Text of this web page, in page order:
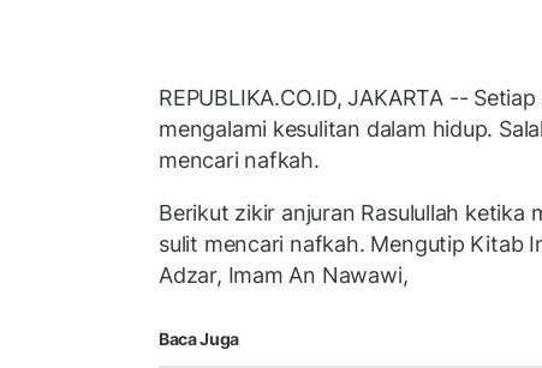
REPUBLIKA.CO.ID, JAKARTA --
mengalami kesulitan dalam hidup.
mencari nafkah.
Berikut zikir anjuran Rasulullah ketika
sulit mencari nafkah. Mengutip Kitab
Adzar, Imam An Nawawi,
Baca Juga